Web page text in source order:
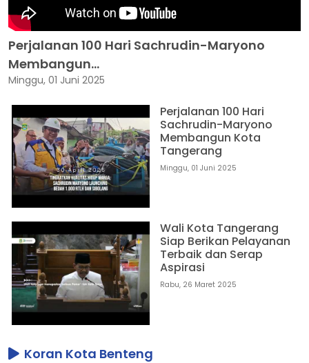
Perjalanan 100 Hari Sachrudin-Maryono
Membangun...
Minggu, 01 Juni 2025
Perjalanan 100 Hari
Sachrudin-Maryono
Membangun Kota
Tangerang
Minggu, 01 Juni 2025
Wali Kota Tangerang
Siap Berikan Pelayanan
Terbaik dan Serap
Aspirasi
Rabu, 26 Maret 2025
Koran Kota Benteng